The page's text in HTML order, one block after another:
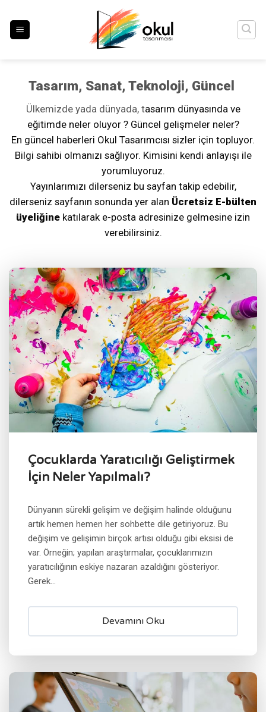
atla
Tasarım, Sanat, Teknoloji, Güncel
Ülkemizde yada dünyada, tasarım dünyasında ve
eğitimde neler oluyor ? Güncel gelişmeler neler?
En güncel haberleri Okul Tasarımcısı sizler için topluyor.
Bilgi sahibi olmanızı sağlıyor. Kimisini kendi anlayışı ile
yorumluyoruz.
Yayınlarımızı dilerseniz bu sayfan takip edebilir,
dilerseniz sayfanın sonunda yer alan Ücretsiz E-bülten
üyeliğine katılarak e-posta adresinize gelmesine izin
verebilirsiniz.
Çocuklarda Yaratıcılığı Geliştirmek
İçin Neler Yapılmalı?
Dünyanın sürekli gelişim ve değişim halinde olduğunu
artık hemen hemen her sohbette dile getiriyoruz. Bu
değişim ve gelişimin birçok artısı olduğu gibi eksisi de
var. Örneğin; yapılan araştırmalar, çocuklarımızın
yaratıcılığının eskiye nazaran azaldığını gösteriyor.
Gerek...
Devamını Oku